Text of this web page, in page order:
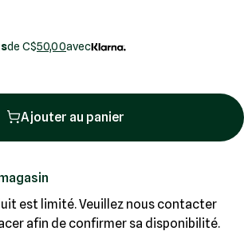
de C$50,00avec
Ajouter au panier
est limité. Veuillez nous contacter
afin de confirmer sa disponibilité.